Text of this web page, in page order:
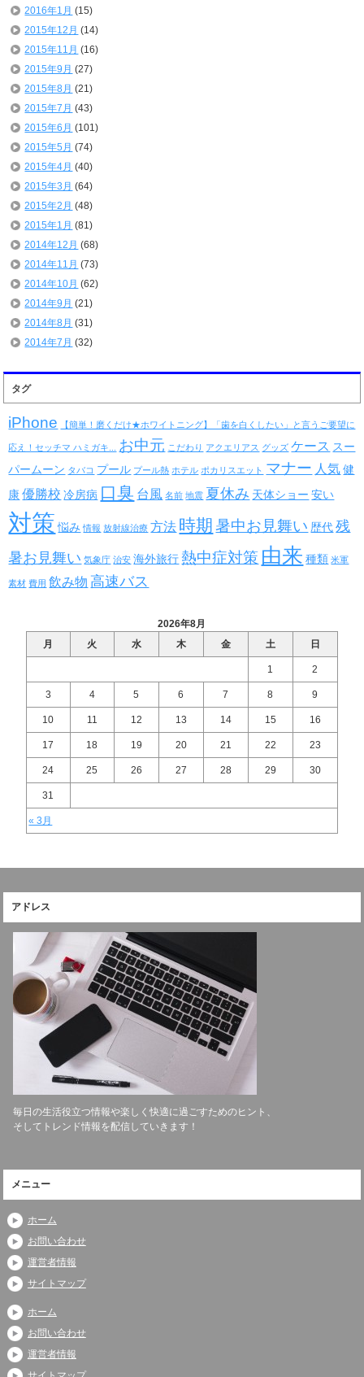
2016年1月 (15)
2015年12月 (14)
2015年11月 (16)
2015年9月 (27)
2015年8月 (21)
2015年7月 (43)
2015年6月 (101)
2015年5月 (74)
2015年4月 (40)
2015年3月 (64)
2015年2月 (48)
2015年1月 (81)
2014年12月 (68)
2014年11月 (73)
2014年10月 (62)
2014年9月 (21)
2014年8月 (31)
2014年7月 (32)
タグ
iPhone 【簡単！磨くだけ★ホワイトニング】「歯を白くしたい」と言うご要望に
応え！セッチマ ハミガキ... お中元 こだわり アクエリアス グッズ ケース スー
パームーン タバコ プール プール熱 ホテル ポカリスエット マナー 人気 健
康 優勝校 冷房病 口臭 台風 名前 地震 夏休み 天体ショー 安い
対策 悩み 情報 放射線治療 方法 時期 暑中お見舞い 歴代 残
暑お見舞い 気象庁 治安 海外旅行 熱中症対策 由来 種類 米軍
素材 費用 飲み物 高速バス
2026年8月
月
火 水 木 金 土 日
« 3月
1 2
3 4 5 6 7 8 9
10 11 12 13 14 15 16
17 18 19 20 21 22 23
24 25 26 27 28 29 30
31
アドレス
毎日の生活役立つ情報や楽しく快適に過ごすためのヒント、
そしてトレンド情報を配信していきます！
メニュー
ホーム
お問い合わせ
運営者情報
サイトマップ
ホーム
お問い合わせ
運営者情報